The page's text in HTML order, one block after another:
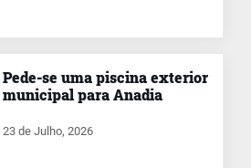
Pede-se uma piscina exterior
municipal para Anadia
23 de Julho, 2026